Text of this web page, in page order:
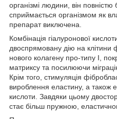
організмі людини, він повністю
сприймається організмом як
препарат виключена.
Комбінація гіалуронової
двоспрямовану дію на клітини
нового колагену про-типу I,
матриксу та посилюючи
Крім того, стимуляція
вироблення еластину, а також
кислоти. Завдяки цьому
стає більш пружною,